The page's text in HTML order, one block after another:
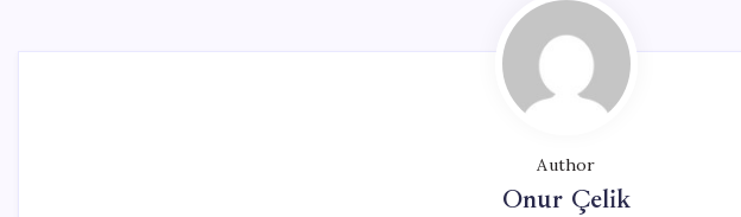
Author
Onur Çelik